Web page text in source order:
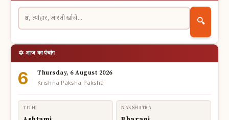
🔍
🔯 आज का पंचांग
6 Thursday, 6 August 2026
Krishna Paksha Paksha
TITHI NAKSHATRA